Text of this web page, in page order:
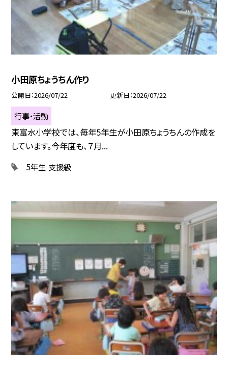
小田原ちょうちん作り
公開日 2026/07/22 更新日 2026/07/22
行事・活動
東富水小学校では、毎年5年生が小田原ちょうちんの作成を
しています。今年度も、７月...
5年生 支援級